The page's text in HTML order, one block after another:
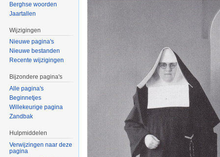
Berghse woorden
Jaartallen
Wijzigingen
Nieuwe pagina's
Nieuwe bestanden
Recente wijzigingen
Bijzondere pagina's
Alle pagina's
Beginnetjes
Willekeurige pagina
Zandbak
Hulpmiddelen
Verwijzingen naar deze
pagina